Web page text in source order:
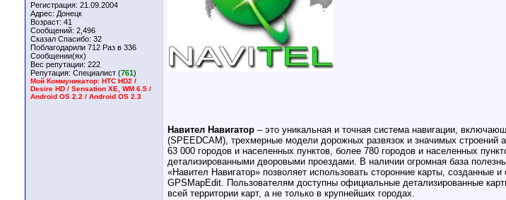
Регистрация: 21.09.2004
Адрес: Донецк
Возраст: 41
Сообщений: 2,496
Сказал Спасибо: 32
Поблагодарили 712 Раз в 336
Сообщении(ях)
Вес репутации: 222
Репутация: Специалист (761)
Мой Коммуникатор: HTC HD2 /
Desire HD / Sensation XE, WM 6.5 /
Android OS 2.2 / Android OS 2.3
Навител Навигатор – это уникальная и точная система навигации,
(SPEEDCAM), трехмерные модели дорожных развязок и значимых
63 000 городов и населенных пунктов, более 780 городов и населенных
детализированными дворовыми проездами. В наличии огромная база
«Навител Навигатор» позволяет использовать сторонние карты,
GPSMapEdit. Пользователям доступны официальные детализированные
всей территории карт, а не только в крупнейших городах.